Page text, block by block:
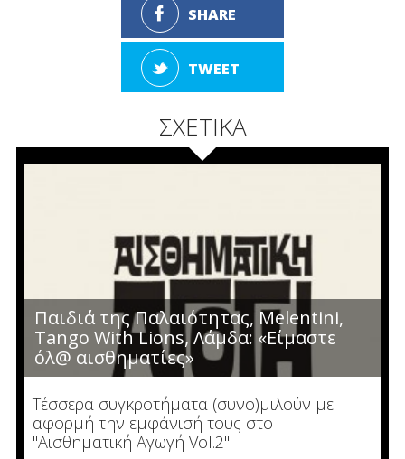
SHARE
TWEET
ΣΧΕΤΙΚΑ
Παιδιά της Παλαιότητας, Melentini,
Tango With Lions, Λάμδα: «Είμαστε
όλ@ αισθηματίες»
Τέσσερα συγκροτήματα (συνο)μιλούν με
αφορμή την εμφάνισή τους στο
"Αισθηματική Αγωγή Vol.2"